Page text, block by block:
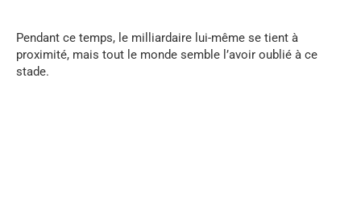
Pendant ce temps, le milliardaire lui-même se tient à
proximité, mais tout le monde semble l’avoir oublié à ce
stade.